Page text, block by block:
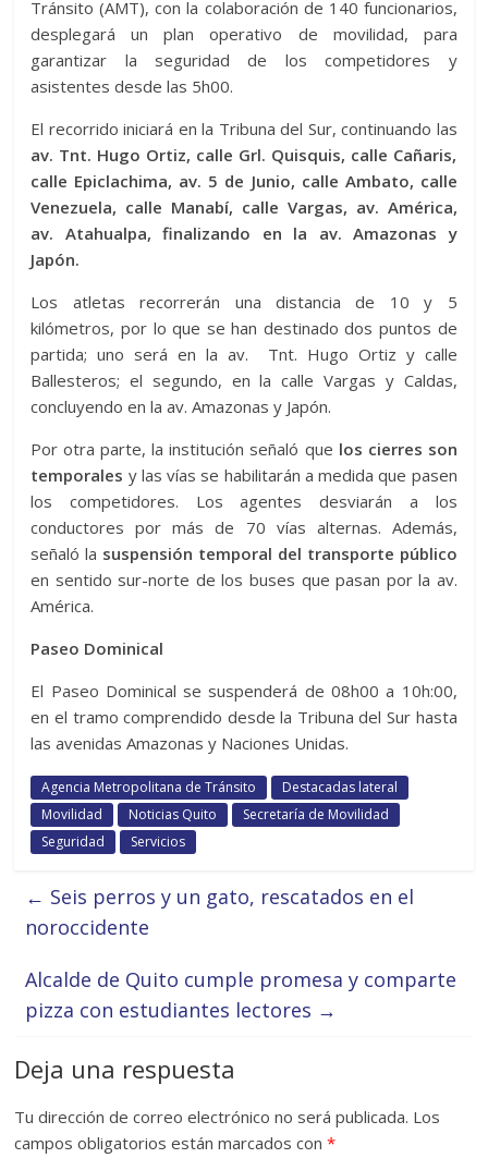
Tránsito (AMT), con la colaboración de 140 funcionarios,
desplegará un plan operativo de movilidad, para
garantizar la seguridad de los competidores y
asistentes desde las 5h00.
El recorrido iniciará en la Tribuna del Sur, continuando las
av. Tnt. Hugo Ortiz, calle Grl. Quisquis, calle Cañaris,
calle Epiclachima, av. 5 de Junio, calle Ambato, calle
Venezuela, calle Manabí, calle Vargas, av. América,
av. Atahualpa, finalizando en la av. Amazonas y
Japón.
Los atletas recorrerán una distancia de 10 y 5
kilómetros, por lo que se han destinado dos puntos de
partida; uno será en la av. Tnt. Hugo Ortiz y calle
Ballesteros; el segundo, en la calle Vargas y Caldas,
concluyendo en la av. Amazonas y Japón.
Por otra parte, la institución señaló que los cierres son
temporales y las vías se habilitarán a medida que pasen
los competidores. Los agentes desviarán a los
conductores por más de 70 vías alternas. Además,
señaló la suspensión temporal del transporte público
en sentido sur-norte de los buses que pasan por la av.
América.
Paseo Dominical
El Paseo Dominical se suspenderá de 08h00 a 10h:00,
en el tramo comprendido desde la Tribuna del Sur hasta
las avenidas Amazonas y Naciones Unidas.
Agencia Metropolitana de Tránsito
Destacadas lateral
Movilidad
Noticias Quito
Secretaría de Movilidad
Seguridad
Servicios
← Seis perros y un gato, rescatados en el
noroccidente
Alcalde de Quito cumple promesa y comparte
pizza con estudiantes lectores →
Deja una respuesta
Tu dirección de correo electrónico no será publicada. Los
campos obligatorios están marcados con*